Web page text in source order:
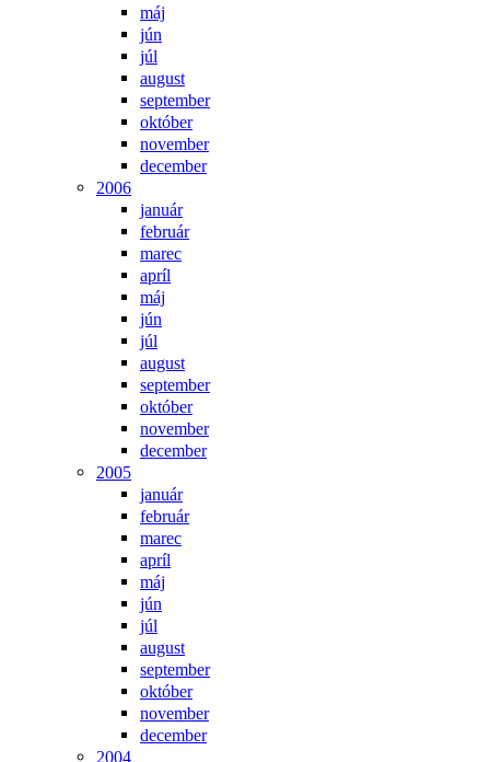
máj
jún
júl
august
september
október
november
december
2006
január
február
marec
apríl
máj
jún
júl
august
september
október
november
december
2005
január
február
marec
apríl
máj
jún
júl
august
september
október
november
december
2004